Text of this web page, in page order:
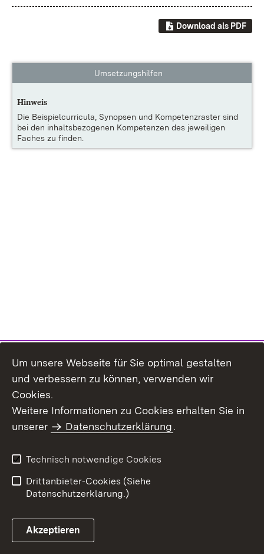
Download als PDF
Umsetzungshilfen
Hinweis
Die Beispielcurricula, Synopsen und Kompetenzraster sind
bei den inhaltsbezogenen Kompetenzen des jeweiligen
Faches zu finden.
Um unsere Webseite für Sie optimal gestalten
und verbessern zu können, verwenden wir
Cookies.
Weitere Informationen zu Cookies erhalten Sie in
unserer
Datenschutzerklärung.
Technisch notwendige Cookies
Drittanbieter-Cookies (Siehe
Datenschutzerklärung.)
Akzeptieren